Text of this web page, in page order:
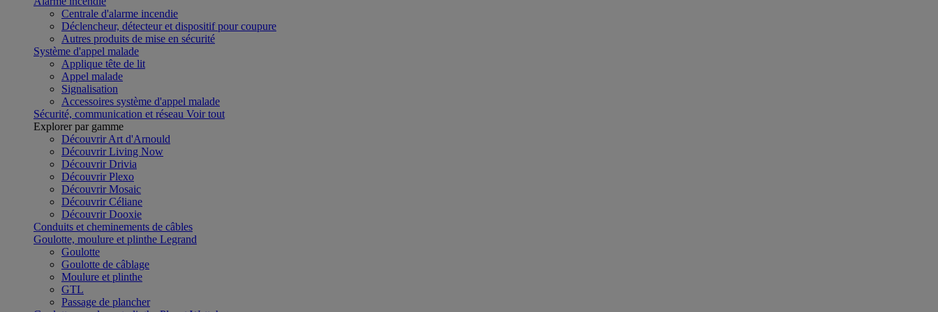
Centrale d'alarme incendie
Déclencheur, détecteur et dispositif pour coupure
Autres produits de mise en sécurité
Système d'appel malade
Applique tête de lit
Appel malade
Signalisation
Accessoires système d'appel malade
Sécurité, communication et réseau Voir tout
Explorer par gamme
Découvrir Art d'Arnould
Découvrir Living Now
Découvrir Drivia
Découvrir Plexo
Découvrir Mosaic
Découvrir Céliane
Découvrir Dooxie
Conduits et cheminements de câbles
Goulotte, moulure et plinthe Legrand
Goulotte
Goulotte de câblage
Moulure et plinthe
GTL
Passage de plancher